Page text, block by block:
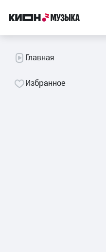
Главная
Избранное